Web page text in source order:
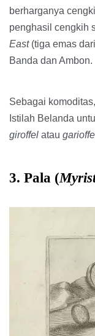
berharganya
penghasil cengkih
East(tiga emas
Banda dan Ambon.
Sebagai
Istilah Belanda
giroffel atau
3. Pala (